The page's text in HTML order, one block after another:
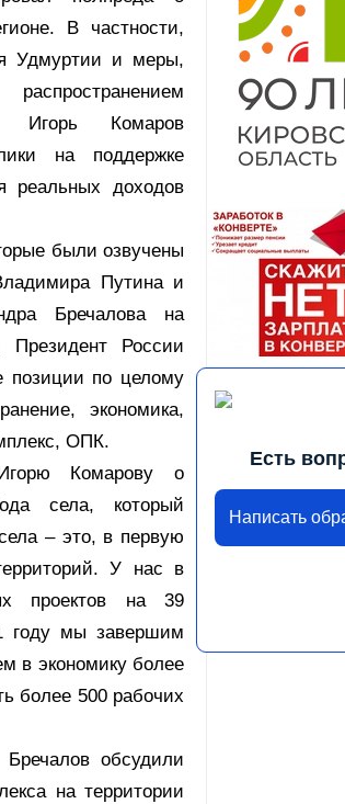
В частности,
Удмуртии и меры,
Игорь Комаров
на поддержке
реальных доходов
были озвучены
Путина и
Бречалова на
России
позиции по целому
экономика,
ОПК.
Комарову о
села, который
– это, в первую
У нас в
проектов на 39
году мы завершим
в экономику более
более 500 рабочих
обсудили
на территории
Есть
Написать